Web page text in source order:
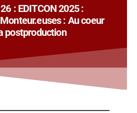
: EDITCON 2025 :
: Au coeur
postproduction